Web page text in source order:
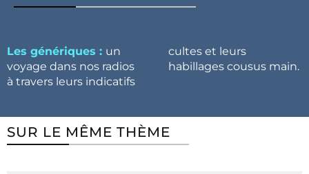
Les génériques : un
voyage dans nos radios
à travers leurs indicatifs
cultes et leurs
habillages cousus main.
SUR LE MÊME THÈME